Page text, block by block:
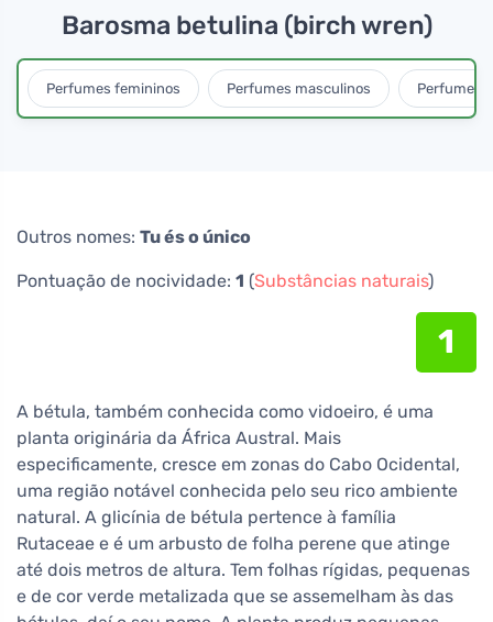
Barosma betulina (birch wren)
Perfumes femininos Perfumes masculinos Perfumes
Outros nomes: Tu és o único
Pontuação de nocividade: 1 (Substâncias naturais)
1
A bétula, também conhecida como vidoeiro, é uma
planta originária da África Austral. Mais
especificamente, cresce em zonas do Cabo Ocidental,
uma região notável conhecida pelo seu rico ambiente
natural. A glicínia de bétula pertence à família
Rutaceae e é um arbusto de folha perene que atinge
até dois metros de altura. Tem folhas rígidas, pequenas
e de cor verde metalizada que se assemelham às das